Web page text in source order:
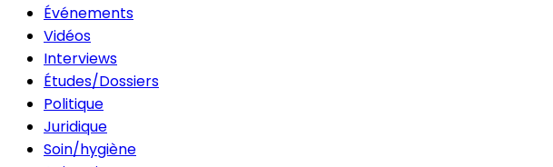
Événements
Vidéos
Interviews
Études/Dossiers
Politique
Juridique
Soin/hygiène